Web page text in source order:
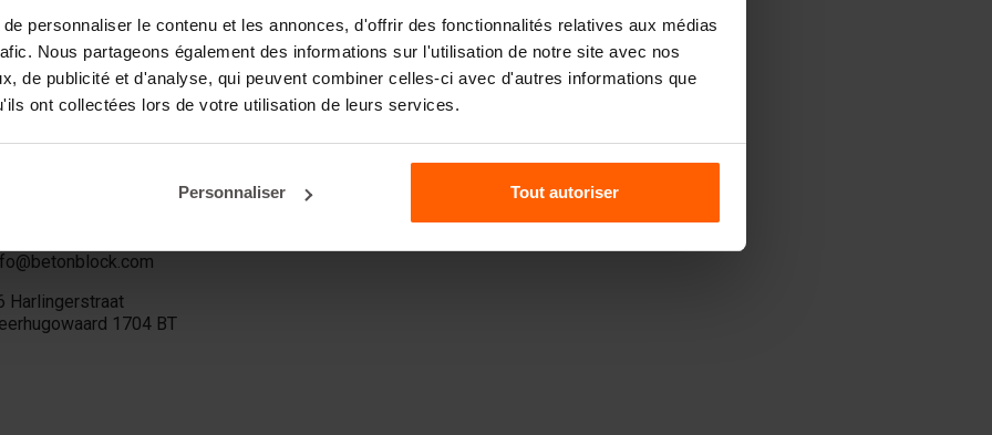
personnaliser le contenu et les annonces, d'offrir des fonctionnalités relatives aux médias
Nous partageons également des informations sur l'utilisation de notre site avec nos
de publicité et d'analyse, qui peuvent combiner celles-ci avec d'autres informations que
ont collectées lors de votre utilisation de leurs services.
Personnaliser Tout autoriser
Harlingerstraat
1704 BT